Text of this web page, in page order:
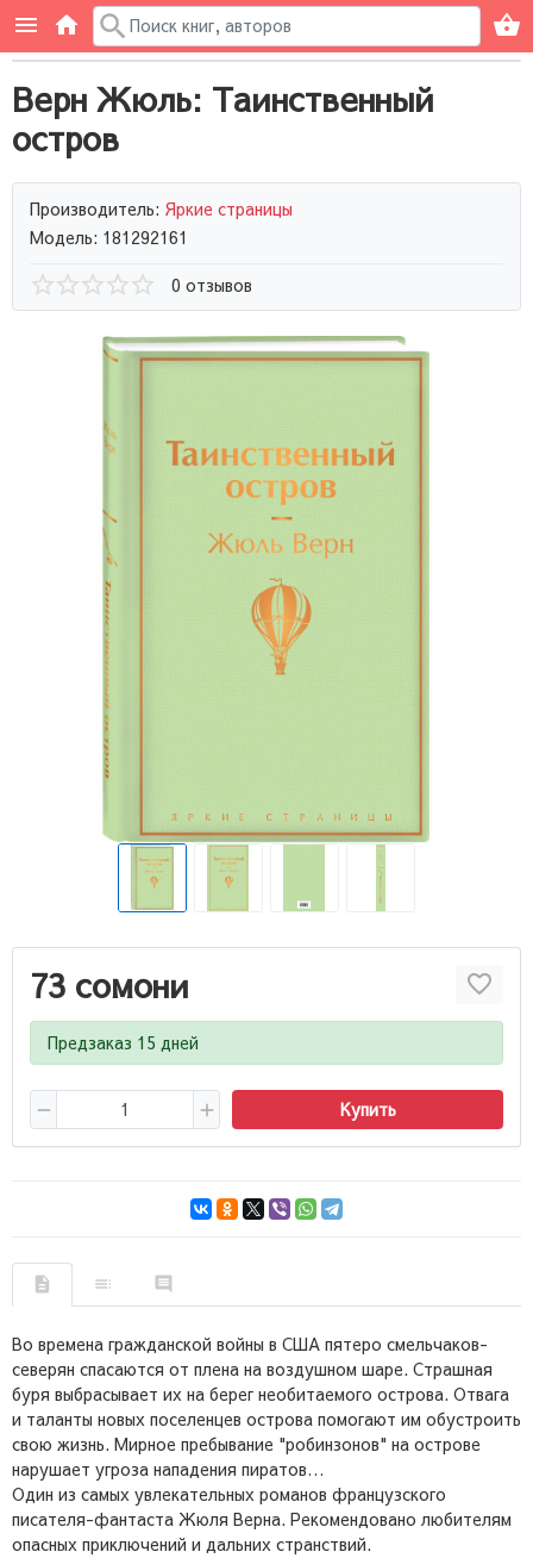
Верн Жюль: Таинственный
остров
Производитель: Яркие страницы
Модель: 181292161
0 отзывов
73 сомони
Предзаказ 15 дней
Купить
Во времена гражданской войны в США пятеро смельчаков-
северян спасаются от плена на воздушном шаре. Страшная
буря выбрасывает их на берег необитаемого острова. Отвага
и таланты новых поселенцев острова помогают им обустроить
свою жизнь. Мирное пребывание "робинзонов" на острове
нарушает угроза нападения пиратов…
Один из самых увлекательных романов французского
писателя-фантаста Жюля Верна. Рекомендовано любителям
опасных приключений и дальних странствий.